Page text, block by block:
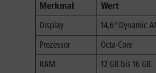
Merkmal
Wert
Display
14,6″ Dynamic
Prozessor
Octa-Core
RAM
12 GB bis 16 GB